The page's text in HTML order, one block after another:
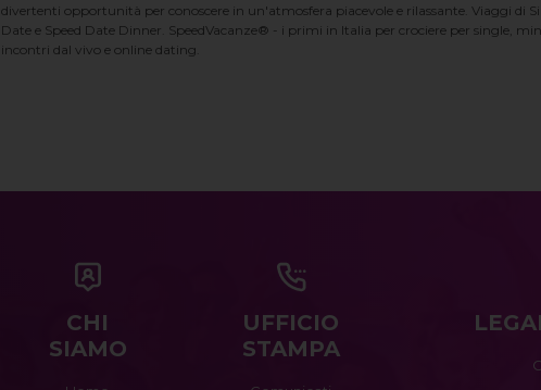
divertenti opportunità per conoscere in un'atmosfera piacevole e rilassante. Viaggi di
Date e Speed Date Dinner. SpeedVacanze® - i primi in Italia per crociere per single,
incontri dal vivo e online dating.
CHI
SIAMO
UFFICIO
STAMPA